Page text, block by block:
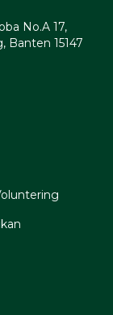
No.A 17,
Banten 15147